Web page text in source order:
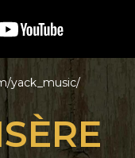
yack_music/